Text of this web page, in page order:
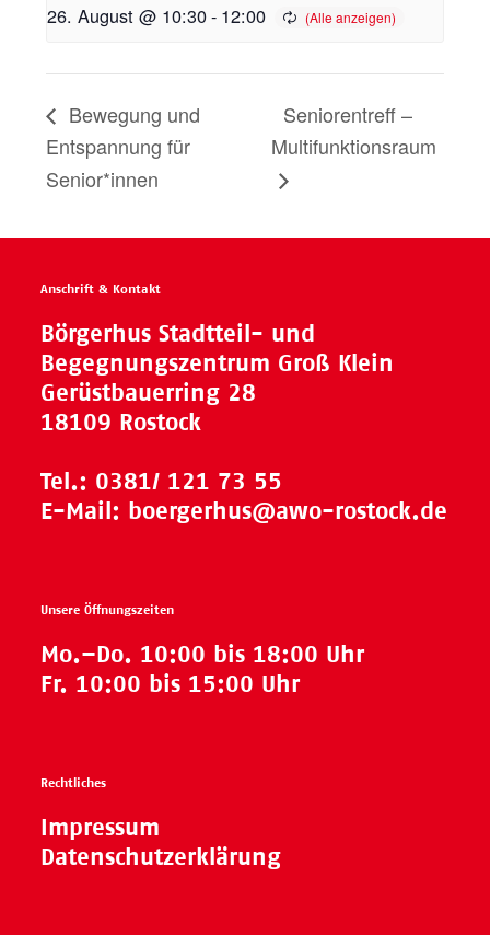
26. August @ 10:30- 12:00
Bewegung und
Entspannung für
Senior*innen
Seniorentreff –
Multifunktionsraum
Anschrift & Kontakt
Börgerhus Stadtteil- und
Begegnungszentrum Groß Klein
Gerüstbauerring 28
18109 Rostock
Tel.: 0381/ 121 73 55
E-Mail: boergerhus@awo-rostock.de
Unsere Öffnungszeiten
Mo.–Do. 10:00 bis 18:00 Uhr
Fr. 10:00 bis 15:00 Uhr
Rechtliches
Impressum
Datenschutzerklärung